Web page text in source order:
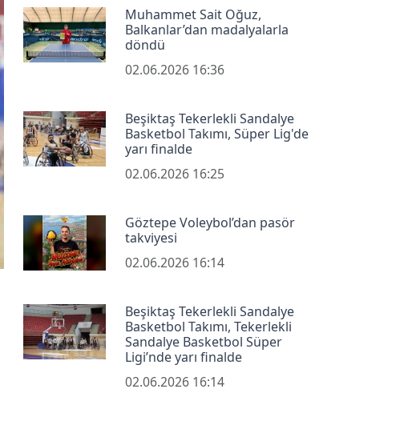
Muhammet Sait Oğuz,
Balkanlar’dan madalyalarla
döndü
02.06.2026 16:36
Beşiktaş Tekerlekli Sandalye
Basketbol Takımı, Süper Lig'de
yarı finalde
02.06.2026 16:25
Göztepe Voleybol’dan pasör
takviyesi
02.06.2026 16:14
Beşiktaş Tekerlekli Sandalye
Basketbol Takımı, Tekerlekli
Sandalye Basketbol Süper
Ligi’nde yarı finalde
02.06.2026 16:14